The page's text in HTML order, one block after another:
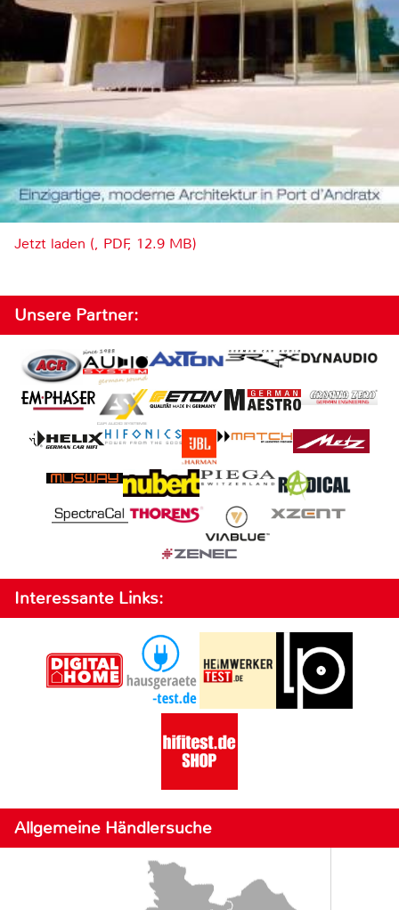
Jetzt laden (, PDF, 12.9 MB)
Unsere Partner:
Interessante Links:
Allgemeine Händlersuche